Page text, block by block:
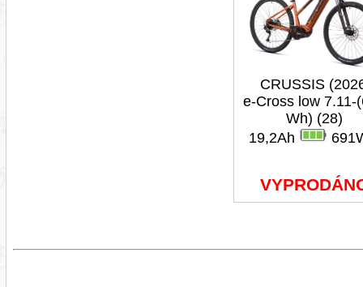
CRUSSIS
e-Cross low 7.11-
Wh) (28)
19,2Ah